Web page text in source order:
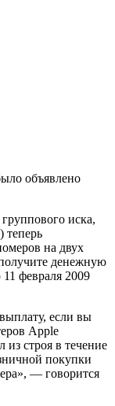
объявлено
иска,
теперь
на двух
денежную
февраля 2009
если вы
Apple
строя в течение
покупки
— говорится